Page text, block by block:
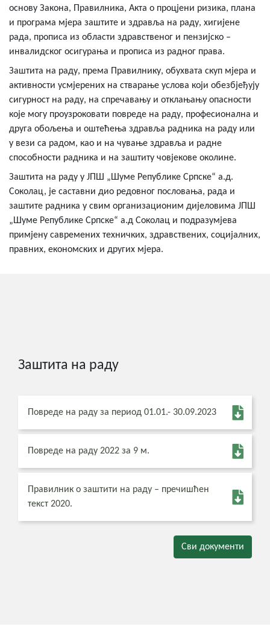
основу Закона, Правилника, Акта о процјени ризика, плана
и програма мјера заштите и здравља на раду, хигијене
рада, прописа из области здравственог и пензијско –
инвалидског осигурања и прописа из радног права.
Заштита на раду, према Правилнику, обухвата скуп мјера и
активности усмјерених на стварање услова који обезбјеђују
сигурност на раду, на спречавању и отклањању опасности
које могу проузроковати повреде на раду, професионална и
друга обољења и оштећења здравља радника на раду или
у вези са радом, као и на чување здравља и радне
способности радника и на заштиту човјекове околине.
Заштита на раду у ЈПШ „Шуме Републике Српске“ а.д.
Соколац, је саставни дио редовног пословања, рада и
заштите радника у свим организационим дијеловима ЈПШ
„Шуме Републике Српске“ а.д Соколац и подразумјева
примјену савремених техничких, здравствених, социјалних,
правних, економских и других мјера.
Заштита на раду
Повреде на раду за период 01.01.- 30.09.2023
Повреде на раду 2022 за 9 м.
Правилник о заштити на раду – пречишћен
текст 2020.
Сви документи